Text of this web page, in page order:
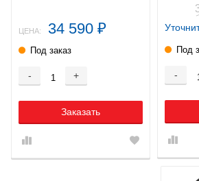
ЦЕНА: 34 590 ₽
Под заказ
- +
Заказать
Под
-